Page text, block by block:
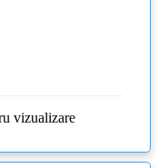
vizualizare